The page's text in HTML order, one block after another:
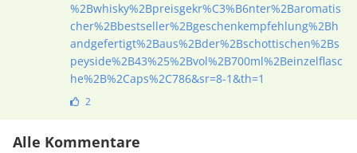
%2Bwhisky%2Bpreisgekr%C3%B6nter%2Baromatis
cher%2Bbestseller%2Bgeschenkempfehlung%2Bh
andgefertigt%2Baus%2Bder%2Bschottischen%2Bs
peyside%2B43%25%2Bvol%2B700ml%2Beinzelflasc
he%2B%2Caps%2C786&sr=8-1&th=1
2
Alle Kommentare